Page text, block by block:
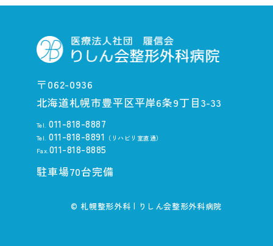
〒062-0936
北海道札幌市豊平区平岸6条9丁目3-33
Tel.011-818-8887
Tel.011-818-8891 （リハビリ室直通）
Fax. 011-818-8885
駐車場70台完備
© 札幌整形外科 | りしん会整形外科病院